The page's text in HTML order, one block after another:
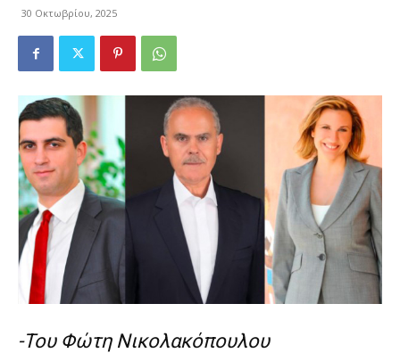
30 Οκτωβρίου, 2025
-Του Φώτη Νικολακόπουλου